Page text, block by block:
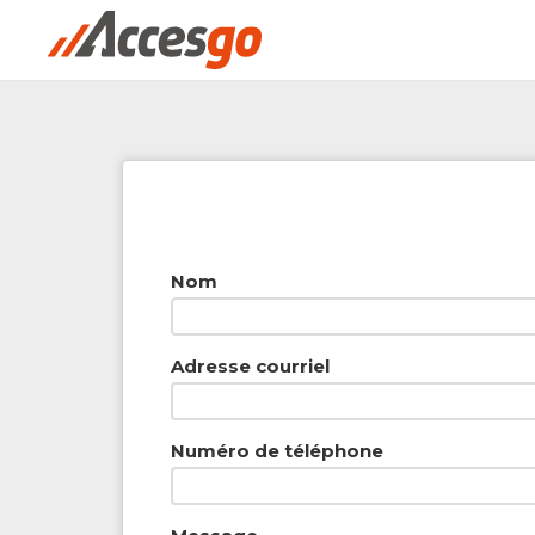
Rechercher à proximité - Entreprise /
Nom
Adresse courriel
Numéro de téléphone